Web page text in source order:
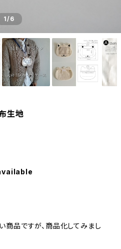
1/6
生地
商品ですが、商品化してみまし